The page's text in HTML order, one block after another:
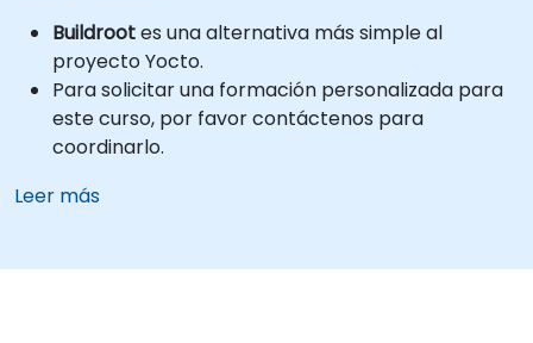
Buildrootes una alternativa más simple al
proyecto Yocto.
Para solicitar una formación personalizada para
este curso, por favor contáctenos para
coordinarlo.
Leer más